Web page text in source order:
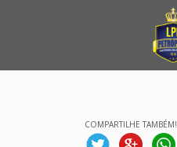
COMPARTILHE TAMBÉM!